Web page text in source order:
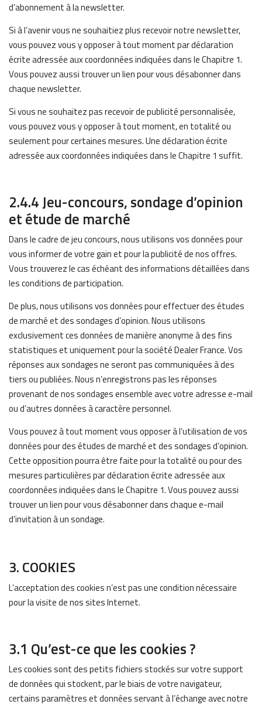
d’abonnement à la newsletter.
Si à l’avenir vous ne souhaitiez plus recevoir notre newsletter,
vous pouvez vous y opposer à tout moment par déclaration
écrite adressée aux coordonnées indiquées dans le Chapitre 1.
Vous pouvez aussi trouver un lien pour vous désabonner dans
chaque newsletter.
Si vous ne souhaitez pas recevoir de publicité personnalisée,
vous pouvez vous y opposer à tout moment, en totalité ou
seulement pour certaines mesures. Une déclaration écrite
adressée aux coordonnées indiquées dans le Chapitre 1 suffit.
2.4.4 Jeu-concours, sondage d’opinion
et étude de marché
Dans le cadre de jeu concours, nous utilisons vos données pour
vous informer de votre gain et pour la publicité de nos offres.
Vous trouverez le cas échéant des informations détaillées dans
les conditions de participation.
De plus, nous utilisons vos données pour effectuer des études
de marché et des sondages d’opinion. Nous utilisons
exclusivement ces données de manière anonyme à des fins
statistiques et uniquement pour la société Dealer France. Vos
réponses aux sondages ne seront pas communiquées à des
tiers ou publiées. Nous n’enregistrons pas les réponses
provenant de nos sondages ensemble avec votre adresse e-mail
ou d’autres données à caractère personnel.
Vous pouvez à tout moment vous opposer à l’utilisation de vos
données pour des études de marché et des sondages d’opinion.
Cette opposition pourra être faite pour la totalité ou pour des
mesures particulières par déclaration écrite adressée aux
coordonnées indiquées dans le Chapitre 1. Vous pouvez aussi
trouver un lien pour vous désabonner dans chaque e-mail
d’invitation à un sondage.
3. COOKIES
L’acceptation des cookies n’est pas une condition nécessaire
pour la visite de nos sites Internet.
3.1 Qu’est-ce que les cookies ?
Les cookies sont des petits fichiers stockés sur votre support
de données qui stockent, par le biais de votre navigateur,
certains paramètres et données servant à l’échange avec notre